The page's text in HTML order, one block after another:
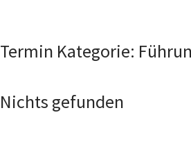
Termin Kategorie:
Nichts gefunden